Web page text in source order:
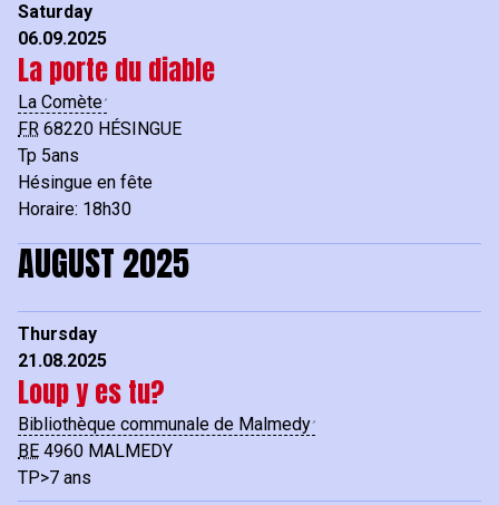
Saturday
06.09.2025
La porte du diable
La Comète
FR 68220 HÉSINGUE
Tp 5ans
Hésingue en fête
Horaire: 18h30
AUGUST 2025
Thursday
21.08.2025
Loup y es tu?
Bibliothèque communale de Malmedy
BE 4960 MALMEDY
TP>7 ans